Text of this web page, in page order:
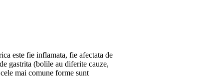
este fie inflamata, fie afectata de
gastrita (bolile au diferite cauze,
mai comune forme sunt